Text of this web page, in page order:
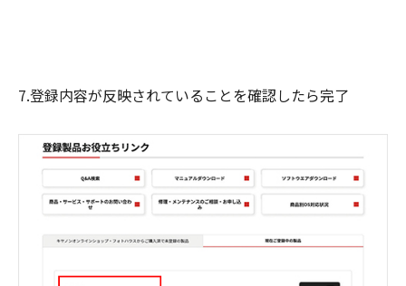
7.登録内容が反映されていることを確認したら完了